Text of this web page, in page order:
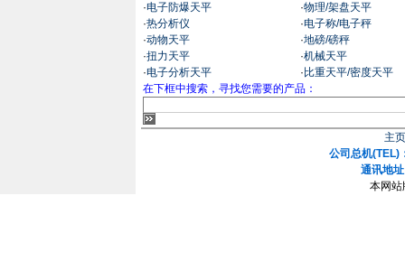
·电子防爆天平 ·物理/架盘天平
·热分析仪 ·电子称/电子秤
·动物天平 ·地磅/磅秤
·扭力天平 ·机械天平
·电子分析天平 · 比重天平/密度天平
在下框中搜索，寻找您需要的产品：
主
公司总机
通讯地
本网